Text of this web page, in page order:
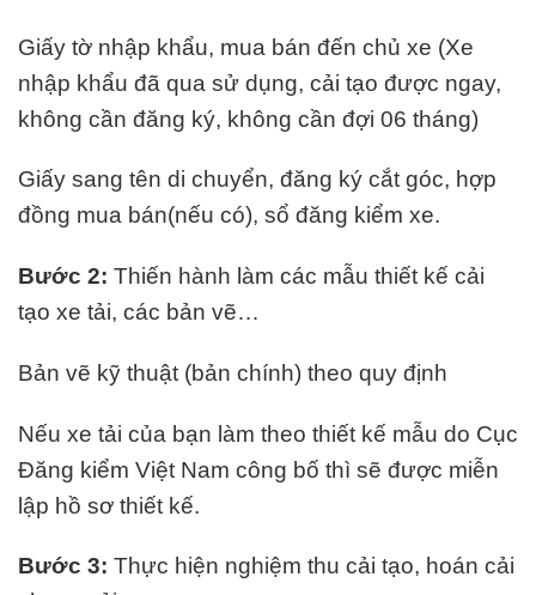
Giấy tờ nhập khẩu, mua bán đến chủ xe (Xe
nhập khẩu đã qua sử dụng, cải tạo được ngay,
không cần đăng ký, không cần đợi 06 tháng)
Giấy sang tên di chuyển, đăng ký cắt góc, hợp
đồng mua bán(nếu có), sổ đăng kiểm xe.
Bước 2: Thiến hành làm các mẫu thiết kế cải
tạo xe tải, các bản vẽ…
Bản vẽ kỹ thuật (bản chính) theo quy định
Nếu xe tải của bạn làm theo thiết kế mẫu do Cục
Đăng kiểm Việt Nam công bố thì sẽ được miễn
lập hồ sơ thiết kế.
Bước 3: Thực hiện nghiệm thu cải tạo, hoán cải